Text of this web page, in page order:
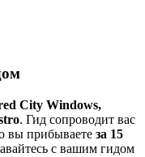
City Windows,
. Гид сопроводит вас
вы прибываете за 15
с вашим гидом